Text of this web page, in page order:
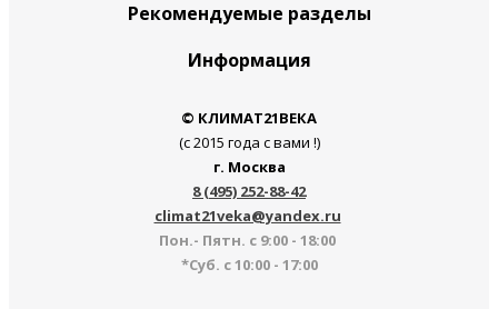
Рекомендуемые разделы
Информация
© КЛИМАТ21ВЕКА
(с 2015 года с вами !)
г. Москва
8 (495) 252-88-42
climat21veka@yandex.ru
Пон.- Пятн. с 9:00 - 18:00
*Суб. с 10:00 - 17:00